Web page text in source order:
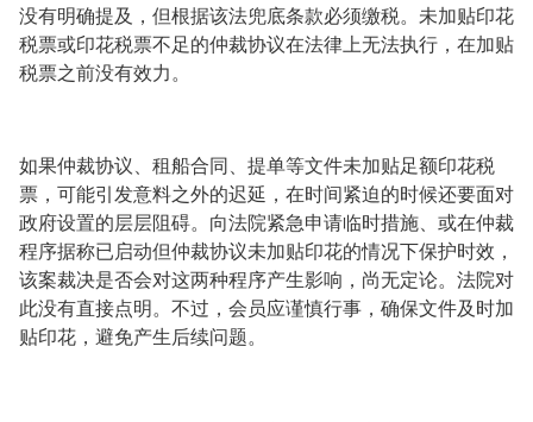
没有明确提及，但根据该法兜底条款必须缴税。未加贴印花
税票或印花税票不足的仲裁协议在法律上无法执行，在加贴
税票之前没有效力。
如果仲裁协议、租船合同、提单等文件未加贴足额印花税
票，可能引发意料之外的迟延，在时间紧迫的时候还要面对
政府设置的层层阻碍。向法院紧急申请临时措施、或在仲裁
程序据称已启动但仲裁协议未加贴印花的情况下保护时效，
该案裁决是否会对这两种程序产生影响，尚无定论。法院对
此没有直接点明。不过，会员应谨慎行事，确保文件及时加
贴印花，避免产生后续问题。